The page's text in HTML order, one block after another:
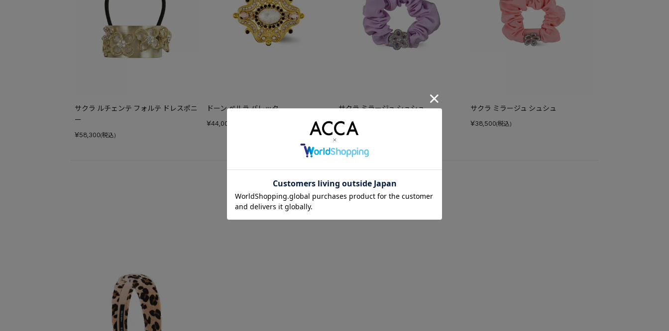
サクラ ルチェンテ フォルテ ドレスポニ
ー
¥58,300(税込)
ドーン ぺルラ バレッタ
¥44,000
サクラ ミラージュ シュシュ
¥38,500
サクラ ミラージュ シュシュ
¥38,500(税込)
あなたが最近見たアイテム